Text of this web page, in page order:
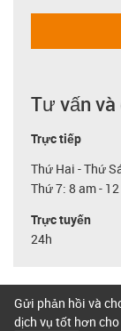
Tư vấn và
Trực tiếp
Thứ Hai - Thứ
Thứ 7: 8 am -
Trực tuyến
24h
Gửi phản hồi và
dịch vụ tốt hơn cho